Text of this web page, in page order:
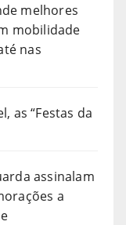
melhores
mobilidade
nas
as “Festas da
assinalam
a